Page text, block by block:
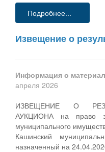
Подробнее...
Извещение о
Информация о
апреля 2026
ИЗВЕЩЕНИЕ О
АУКЦИОНА на право
муниципального
Кашинский
назначенный на